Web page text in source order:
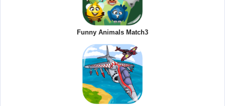
Funny Animals Match3